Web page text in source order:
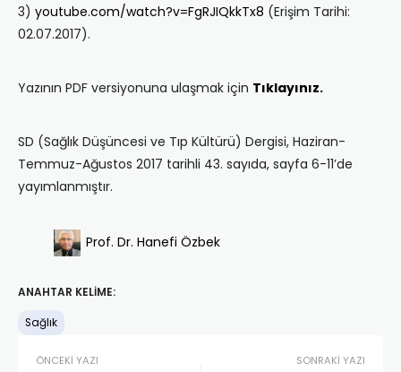
3) youtube.com/watch?v=FgRJIQkkTx8 (Erişim Tarihi:
02.07.2017).
Yazının PDF versiyonuna ulaşmak için Tıklayınız.
SD (Sağlık Düşüncesi ve Tıp Kültürü) Dergisi, Haziran-
Temmuz-Ağustos 2017 tarihli 43. sayıda, sayfa 6-11’de
yayımlanmıştır.
Prof. Dr. Hanefi Özbek
ANAHTAR KELIME:
Sağlık
ÖNCEKI YAZI SONRAKI YAZI